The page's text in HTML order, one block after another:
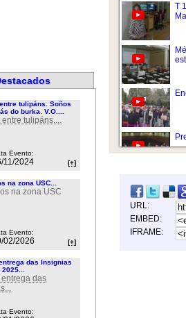
tulipáns. Soños
do burka. V.O....
entre tulipáns....
Evento:
11/2024 [+]
na zona USC...
na zona USC
Evento:
02/2026 [+]
das Insignias
entrega das
Evento:
T
URL:
EMBED:
IFRAME: